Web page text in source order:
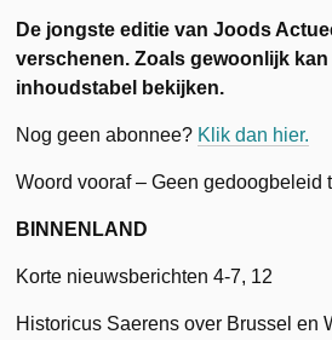
De jongste editie van Joods
verschenen. Zoals gewoonlijk kan
inhoudstabel bekijken.
Nog geen abonnee? Klik dan hier.
Woord vooraf – Geen gedoogbeleid
BINNENLAND
Korte nieuwsberichten 4-7, 12
Historicus Saerens over Brussel en